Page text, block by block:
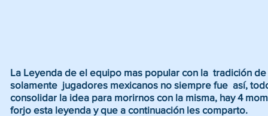
La Leyenda de el equipo mas popular con la  tradición
solamente  jugadores mexicanos no siempre fue  así,
consolidar la idea para morirnos con la misma, hay 4
forjo esta leyenda y que a continuación les comparto.